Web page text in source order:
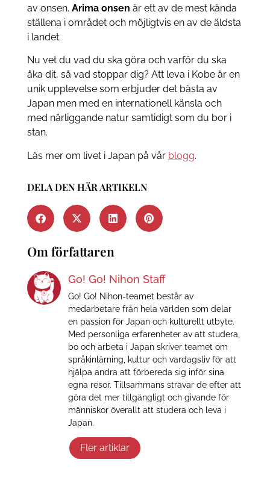
av onsen. Arima onsen är ett av de mest kända
ställena i området och möjligtvis en av de äldsta
i landet.
Nu vet du vad du ska göra och varför du ska
åka dit, så vad stoppar dig? Att leva i Kobe är en
unik upplevelse som erbjuder det bästa av
Japan men med en internationell känsla och
med närliggande natur samtidigt som du bor i
stan.
Läs mer om livet i Japan på vår blogg.
DELA DEN HÄR ARTIKELN
Om författaren
Go! Go! Nihon Staff
Go! Go! Nihon-teamet består av
medarbetare från hela världen som delar
en passion för Japan och kulturellt utbyte.
Med personliga erfarenheter av att studera,
bo och arbeta i Japan skriver teamet om
språkinlärning, kultur och vardagsliv för att
hjälpa andra att förbereda sig inför sina
egna resor. Tillsammans strävar de efter att
göra det mer tillgängligt och givande för
människor överallt att studera och leva i
Japan.
Fler artiklar